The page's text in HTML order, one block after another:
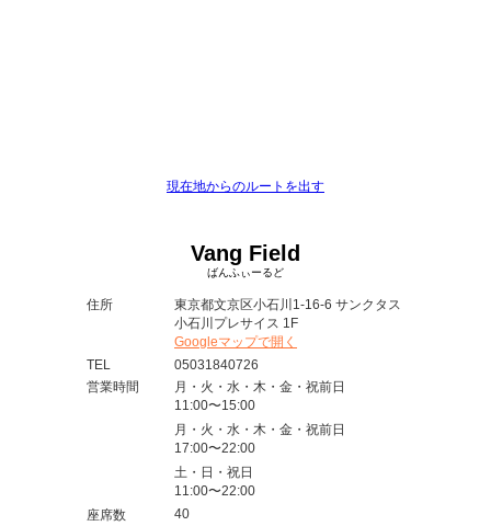
現在地からのルートを出す
Vang Field
ばんふぃーるど
住所
東京都文京区小石川1-16-6 サンクタス
小石川プレサイス 1F
Googleマップで開く
TEL
05031840726
営業時間
月・火・水・木・金・祝前日
11:00〜15:00
月・火・水・木・金・祝前日
17:00〜22:00
土・日・祝日
11:00〜22:00
座席数
40